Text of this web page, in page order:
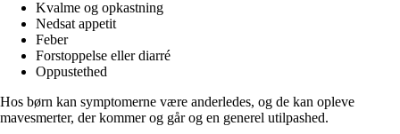
Kvalme og opkastning
Nedsat appetit
Feber
Forstoppelse eller diarré
Oppustethed
Hos børn kan symptomerne være anderledes, og de kan opleve
mavesmerter, der kommer og går og en generel utilpashed.